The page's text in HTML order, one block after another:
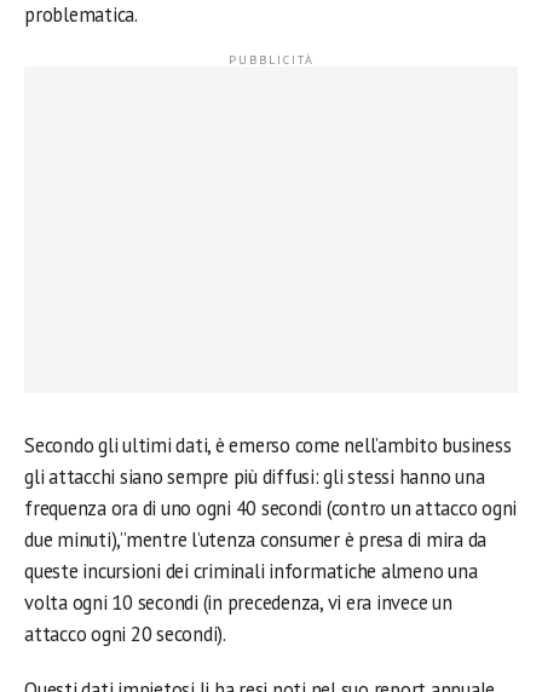
problematica.
Secondo gli ultimi dati, è emerso come nell’ambito business
gli attacchi siano sempre più diffusi: gli stessi hanno una
frequenza ora di uno ogni 40 secondi (contro un attacco ogni
due minuti),”mentre l’utenza consumer è presa di mira da
queste incursioni dei criminali informatiche almeno una
volta ogni 10 secondi (in precedenza, vi era invece un
attacco ogni 20 secondi).